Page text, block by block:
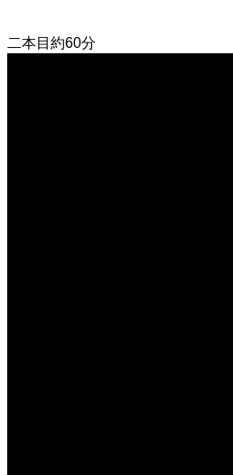
二本目約60分